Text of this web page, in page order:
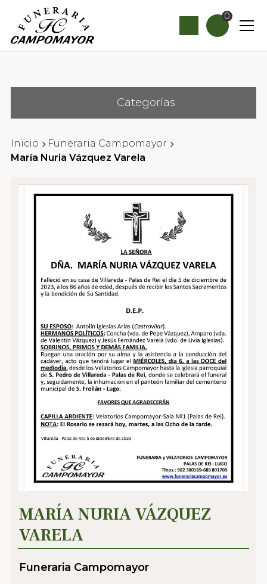
0
Categorías
Inicio
Funeraria Campomayor
María Nuria Vázquez Varela
MARÍA NURIA VÁZQUEZ
VARELA
Funeraria Campomayor